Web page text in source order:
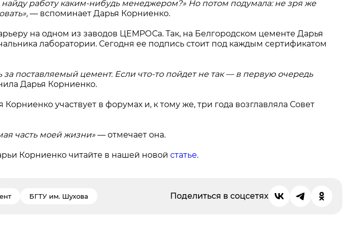
найду работу каким-нибудь менеджером?» Но потом подумала: не зря же
— вспоминает Дарья Корниенко.
на одном из заводов ЦЕМРОСа. Так, на Белгородском цементе Дарья
лаборатории. Сегодня ее подпись стоит под каждым сертификатом
за поставляемый цемент. Если что-то пойдет не так — в первую очередь
Дарья Корниенко.
участвует в форумах и, к тому же, три года возглавляла Совет
часть моей жизни»— отмечает она.
Корниенко читайте в нашей новойстатье.
БГТУ им. Шухова Поделиться в соцсетях